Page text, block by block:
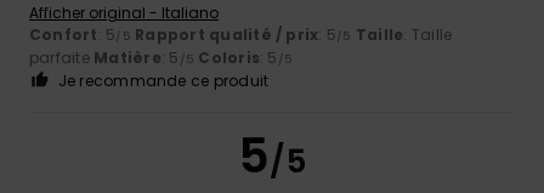
Afficher original - Italiano
Confort: 5/5 Rapport qualité / prix: 5/5 Taille: Taille
parfaite Matière: 5 /5 Coloris: 5 /5
Je recommande ce produit
5/5